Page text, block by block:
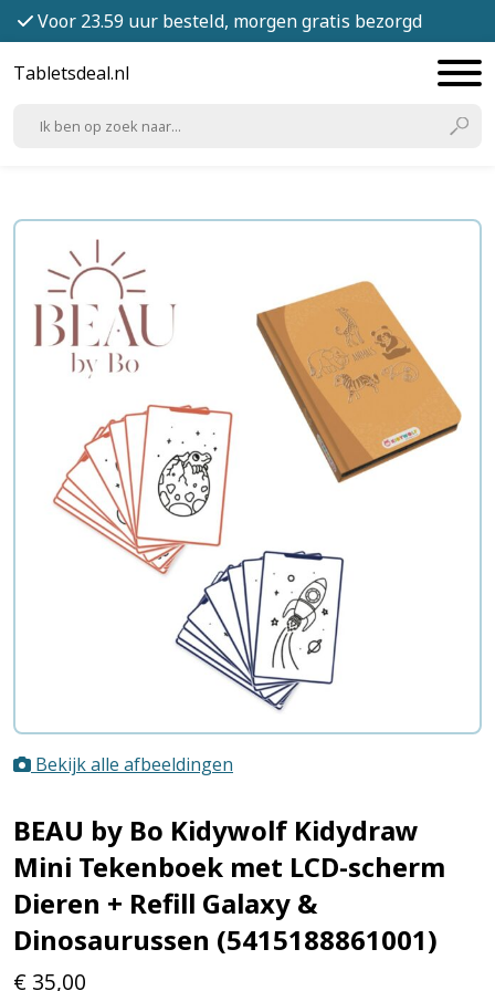
Voor 23.59 uur besteld, morgen gratis bezorgd
Tabletsdeal.nl
Bekijk alle afbeeldingen
BEAU by Bo Kidywolf Kidydraw
Mini Tekenboek met LCD-scherm
Dieren + Refill Galaxy &
Dinosaurussen (5415188861001)
€ 35,00